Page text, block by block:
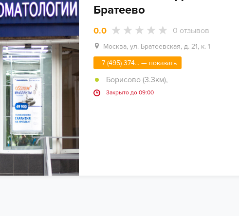
Братеево
0.0 0 отзывов
Москва, ул. Братеевская, д. 21, к. 1
+7 (495) 374... — показать
Борисово (3.3км),
Закрыто до 09:00